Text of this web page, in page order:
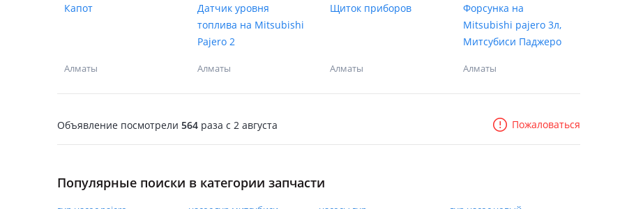
Капот
Алматы
Датчик уровня
топлива на Mitsubishi
Pajero 2
Алматы
Щиток приборов
Алматы
Форсунка на
Mitsubishi pajero 3л,
Митсубиси Паджеро
Алматы
Объявление посмотрели 564 раза c 2 августа Пожаловаться
Популярные поиски в категории запчасти